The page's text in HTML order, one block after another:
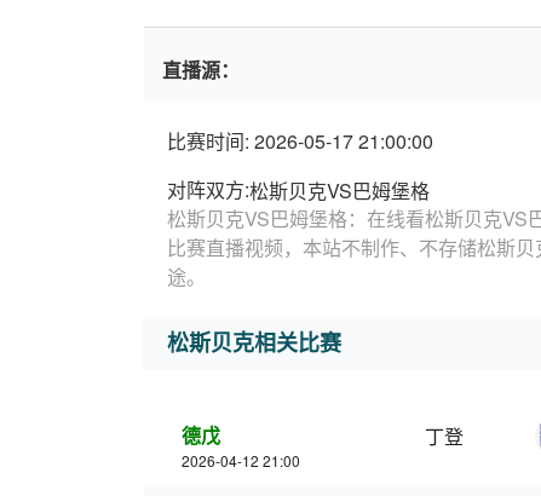
直播源：
比赛时间: 2026-05-17 21:00:00
对阵双方:松斯贝克VS巴姆堡格
松斯贝克VS巴姆堡格：在线看松斯贝克VS
比赛直播视频，本站不制作、不存储松斯
途。
松斯贝克相关比赛
德戊
2026-04-12 21:00
丁登